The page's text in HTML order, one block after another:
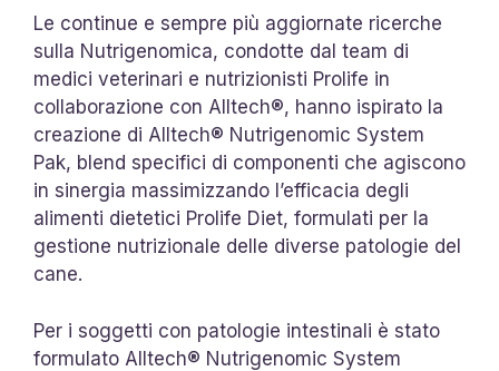
Le continue e sempre più aggiornate ricerche
sulla Nutrigenomica, condotte dal team di
medici veterinari e nutrizionisti Prolife in
collaborazione con Alltech®, hanno ispirato la
creazione di Alltech® Nutrigenomic System
Pak, blend specifici di componenti che agiscono
in sinergia massimizzando l’efficacia degli
alimenti dietetici Prolife Diet, formulati per la
gestione nutrizionale delle diverse patologie del
cane.
Per i soggetti con patologie intestinali è stato
formulato Alltech® Nutrigenomic System